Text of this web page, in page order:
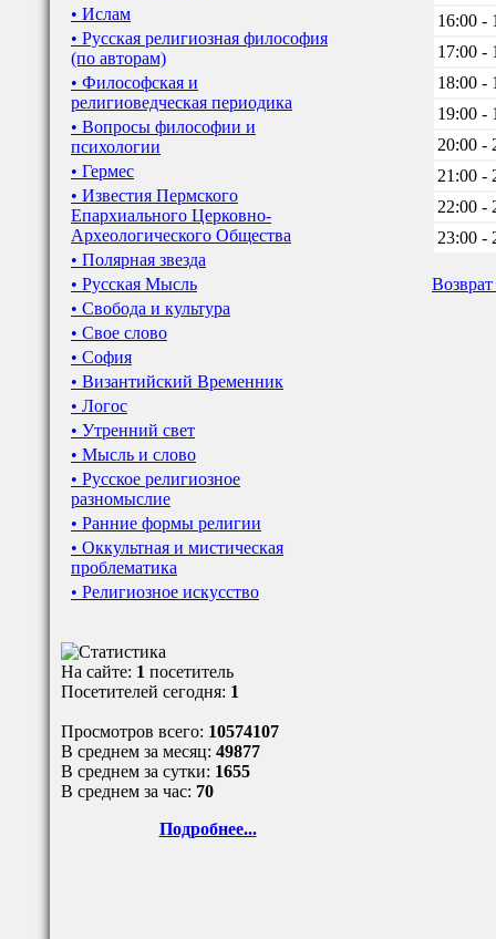
• Ислам
• Русская религиозная философия
(по авторам)
• Философская и
религиоведческая периодика
• Вопросы философии и
психологии
• Гермес
• Известия Пермского
Епархиального Церковно-
Археологического Общества
• Полярная звезда
• Русская Мысль
• Свобода и культура
• Свое слово
• София
• Византийский Временник
• Логос
• Утренний свет
• Мысль и слово
• Русское религиозное
разномыслие
• Ранние формы религии
• Оккультная и мистическая
проблематика
• Религиозное искусство
На сайте: 1 посетитель
Посетителей сегодня: 1
Просмотров всего: 10574107
В среднем за месяц: 49877
В среднем за сутки: 1655
В среднем за час: 70
Подробнее...
16:00 -
17:00 -
18:00 -
19:00 -
20:00 -
21:00 -
22:00 -
23:00 -
Возврат